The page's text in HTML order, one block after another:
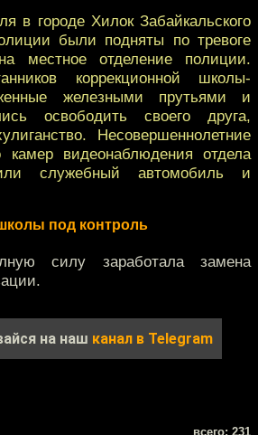
в городе Хилок Забайкальского
были подняты по тревоге
местное отделение полиции.
коррекционной школы-
железными прутьями и
освободить своего друга,
Несовершеннолетние
камер видеонаблюдения отдела
служебный автомобиль и
под контроль
силу заработала замена
на наш канал в Telegram
всего: 231